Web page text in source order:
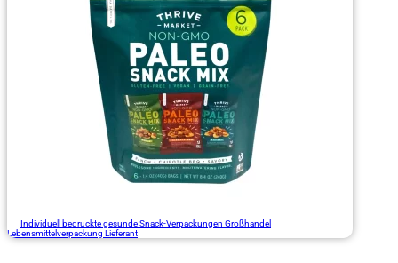
Individuell bedruckte gesunde Snack-Verpackungen Großhandel
Lebensmittelverpackung Lieferant